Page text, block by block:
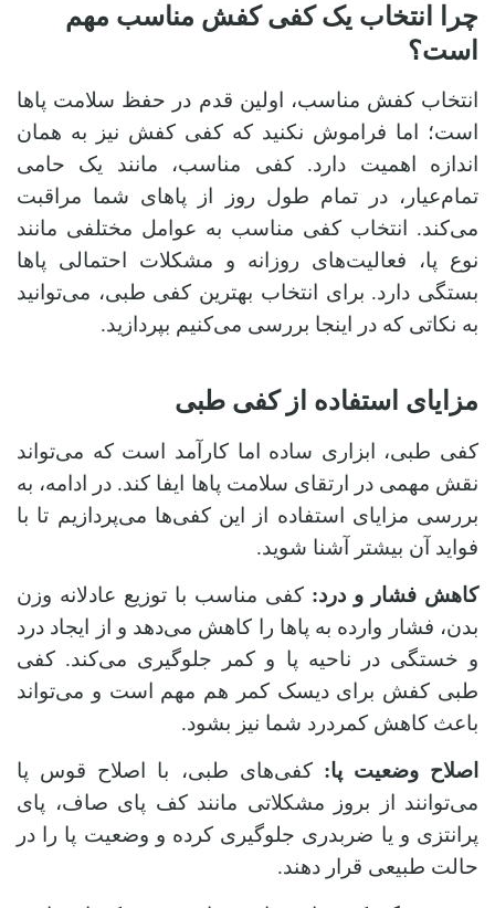
چرا انتخاب یک کفی کفش مناسب مهم
است؟
انتخاب کفش مناسب، اولین قدم در حفظ سلامت پاها
است؛ اما فراموش نکنید که کفی کفش نیز به همان
اندازه اهمیت دارد. کفی مناسب، مانند یک حامی
تمام‌عیار، در تمام طول روز از پاهای شما مراقبت
می‌کند. انتخاب کفی مناسب به عوامل مختلفی مانند
نوع پا، فعالیت‌های روزانه و مشکلات احتمالی پاها
بستگی دارد. برای انتخاب بهترین کفی طبی، می‌توانید
به نکاتی که در اینجا بررسی می‌کنیم بپردازید.
مزایای استفاده از کفی طبی
کفی طبی، ابزاری ساده اما کارآمد است که می‌تواند
نقش مهمی در ارتقای سلامت پاها ایفا کند. در ادامه، به
بررسی مزایای استفاده از این کفی‌ها می‌پردازیم تا با
فواید آن بیشتر آشنا شوید.
کاهش فشار و درد: کفی مناسب با توزیع عادلانه وزن
بدن، فشار وارده به پاها را کاهش می‌دهد و از ایجاد درد
و خستگی در ناحیه پا و کمر جلوگیری می‌کند. کفی
طبی کفش برای دیسک کمر هم مهم است و می‌تواند
باعث کاهش کمردرد شما نیز بشود.
اصلاح وضعیت پا: کفی‌های طبی، با اصلاح قوس پا
می‌توانند از بروز مشکلاتی مانند کف پای صاف، پای
پرانتزی و یا ضربدری جلوگیری کرده و وضعیت پا را در
حالت طبیعی قرار دهند.